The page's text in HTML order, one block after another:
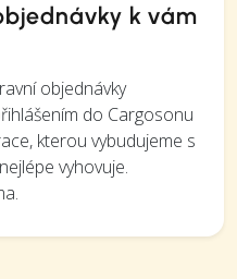
k vám
objednávky
do Cargosonu
kterou vybudujeme s
vyhovuje.